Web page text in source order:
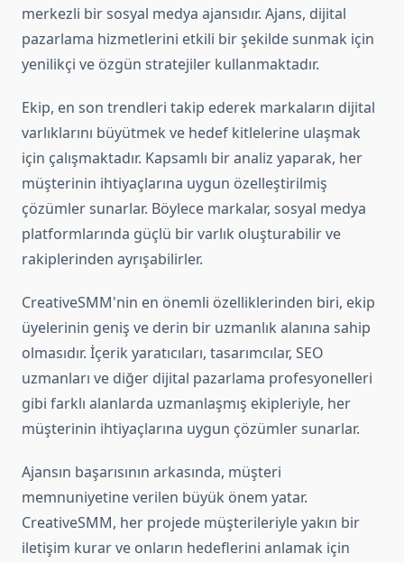
merkezli bir sosyal medya ajansıdır. Ajans, dijital
pazarlama hizmetlerini etkili bir şekilde sunmak için
yenilikçi ve özgün stratejiler kullanmaktadır.
Ekip, en son trendleri takip ederek markaların dijital
varlıklarını büyütmek ve hedef kitlelerine ulaşmak
için çalışmaktadır. Kapsamlı bir analiz yaparak, her
müşterinin ihtiyaçlarına uygun özelleştirilmiş
çözümler sunarlar. Böylece markalar, sosyal medya
platformlarında güçlü bir varlık oluşturabilir ve
rakiplerinden ayrışabilirler.
CreativeSMM'nin en önemli özelliklerinden biri, ekip
üyelerinin geniş ve derin bir uzmanlık alanına sahip
olmasıdır. İçerik yaratıcıları, tasarımcılar, SEO
uzmanları ve diğer dijital pazarlama profesyonelleri
gibi farklı alanlarda uzmanlaşmış ekipleriyle, her
müşterinin ihtiyaçlarına uygun çözümler sunarlar.
Ajansın başarısının arkasında, müşteri
memnuniyetine verilen büyük önem yatar.
CreativeSMM, her projede müşterileriyle yakın bir
iletişim kurar ve onların hedeflerini anlamak için